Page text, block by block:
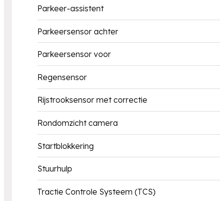
Parkeer-assistent
Parkeersensor achter
Parkeersensor voor
Regensensor
Rijstrooksensor met correctie
Rondomzicht camera
Startblokkering
Stuurhulp
Tractie Controle Systeem (TCS)